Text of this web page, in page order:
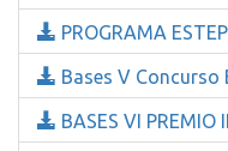
PROGRAMA
Bases V Concurso
BASES VI PREMIO